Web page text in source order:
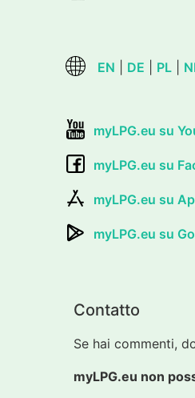
EN DE PL
myLPG.eu su
myLPG.eu su
myLPG.eu su
myLPG.eu su
Contatto
Se hai commenti,
myLPG.eu non